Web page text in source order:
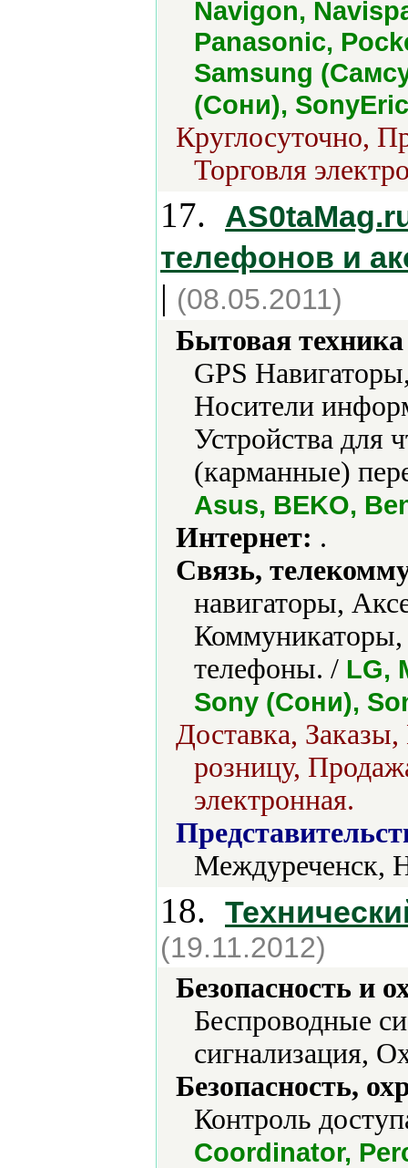
Navigon,
Panasonic,
Samsung
(Сони),
Круглосуточно,
Торговля
17.
телефонов и
| (08.05.2011)
Бытовая
GPS
Носители
Устройства для
(карманные)
Asus, BEKO,
Интернет: .
Связь,
навигаторы,
телефоны. / LG,
Sony (Сони),
Доставка,
розницу,
электронная.
Междуреченск,
18.
(19.11.2012)
Безопасность и
Беспроводные
сигнализация,
Безопасность,
Контроль
Coordinator,